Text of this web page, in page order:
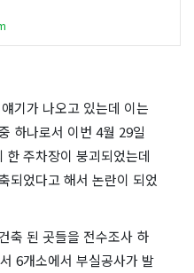
기가 나오고 있는데 이는
하나로서 이번 4월 29일
주차장이 붕괴되었는데
되었다고 해서 논란이 되었
축 된 곳들을 전수조사 하
6개소에서 부실공사가 발